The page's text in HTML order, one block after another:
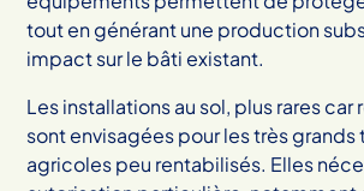
tout en générant une production
impact sur le bâti existant.
Les installations au sol, plus rares
sont envisagées pour les très grands
agricoles peu rentabilisés. Elles